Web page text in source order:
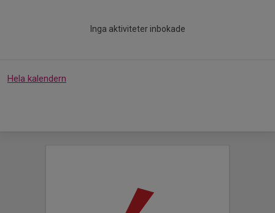
Inga aktiviteter inbokade
Hela kalendern